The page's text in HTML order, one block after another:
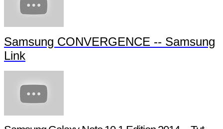
Samsung CONVERGENCE -- Samsung
Link